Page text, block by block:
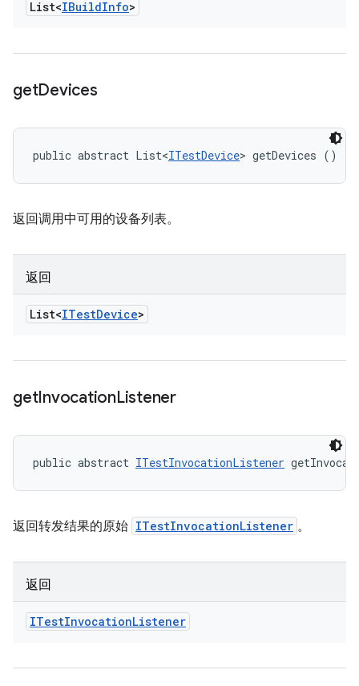
List<IBuildInfo>
getDevices
public abstract List<ITestDevice> getDevices ()
返回调用中可用的设备列表。
返回
List<ITestDevice>
getInvocationListener
public abstract ITestInvocationListener
返回转发结果的原始 ITestInvocationListener 。
返回
ITestInvocationListener